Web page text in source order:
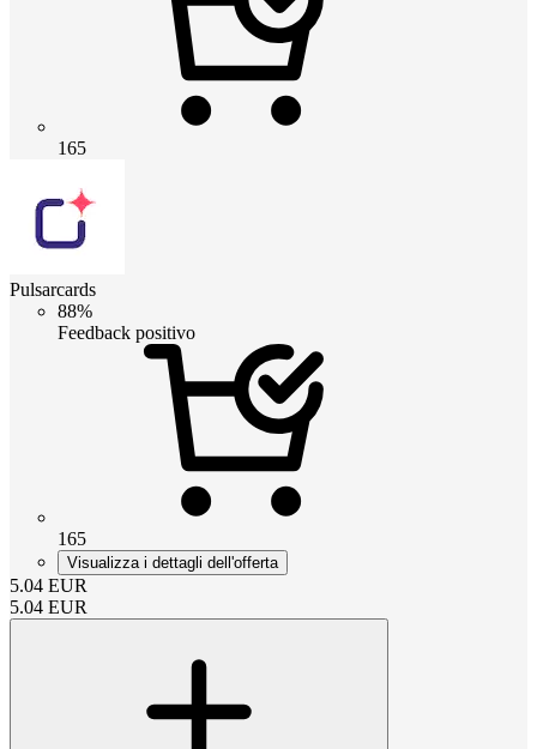
165
Pulsarcards
88%
Feedback positivo
165
Visualizza i dettagli dell'offerta
5.04 EUR
5.04 EUR